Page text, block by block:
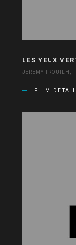
LES YEUX
JÉRÉMY TROUILH,
FILM